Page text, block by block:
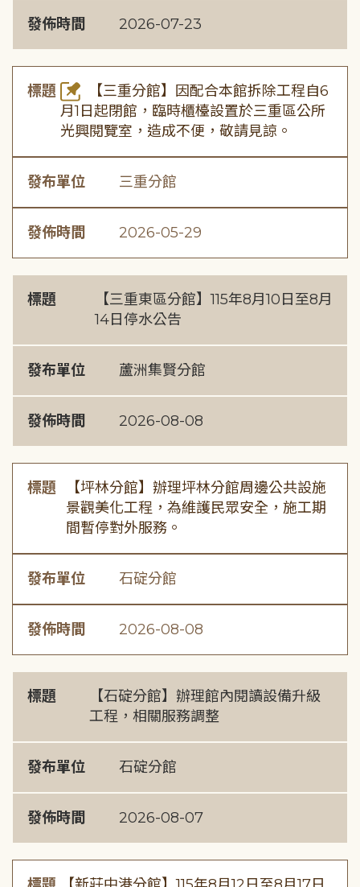
發佈時間 2026-07-23
標題
【三重分館】因配合本館拆除工程自6
月1日起閉館，臨時櫃檯設置於三重區公所
光興閱覽室，造成不便，敬請見諒。
發布單位 三重分館
發佈時間 2026-05-29
標題
【三重東區分館】115年8月10日至8月
14日停水公告
發布單位 蘆洲集賢分館
發佈時間 2026-08-08
標題
【坪林分館】辦理坪林分館周邊公共設施
景觀美化工程，為維護民眾安全，施工期
間暫停對外服務。
發布單位 石碇分館
發佈時間 2026-08-08
標題
【石碇分館】辦理館內閱讀設備升級
工程，相關服務調整
發布單位 石碇分館
發佈時間 2026-08-07